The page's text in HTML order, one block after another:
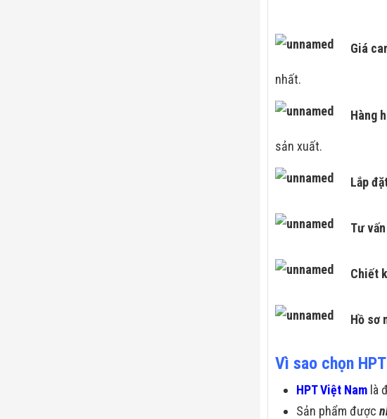
Giá
nhất.
Hàng
sản xuất.
Lắp
Tư
Chiết
Hồ sơ
Vì sao chọn
HPT Việt Nam là
Sản phẩm được